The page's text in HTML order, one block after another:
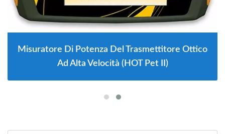
Misuratore Di Potenza Del Trasmettitore Ottico
Ad Alta Velocità (HOT Pet II)